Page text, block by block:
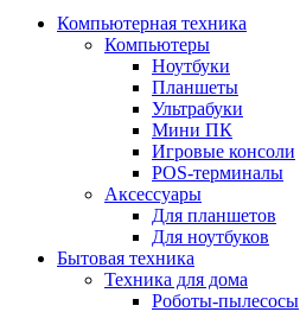
Компьютерная техника
Компьютеры
Ноутбуки
Планшеты
Ультрабуки
Мини ПК
Игровые консоли
POS-терминалы
Аксессуары
Для планшетов
Для ноутбуков
Бытовая техника
Техника для дома
Роботы-пылесосы